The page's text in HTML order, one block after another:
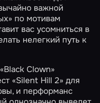
важной
по мотивам
вас усомниться в
нелегкий путь к
Clown»
«Silent Hill 2» для
и перформанс